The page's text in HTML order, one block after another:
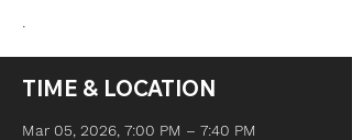
.
TIME & LOCATION
Mar 05, 2026, 7:00 PM – 7:40 PM